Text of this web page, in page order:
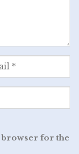
browser for the